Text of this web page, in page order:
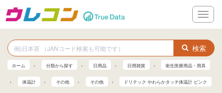
メ
ニ
ー
検索
ホーム 分類から探す 日用品 日用雑貨 衛生医療用品・用具
体温計 その他 その他 ドリテック やわらかタッチ体温計 ピンク